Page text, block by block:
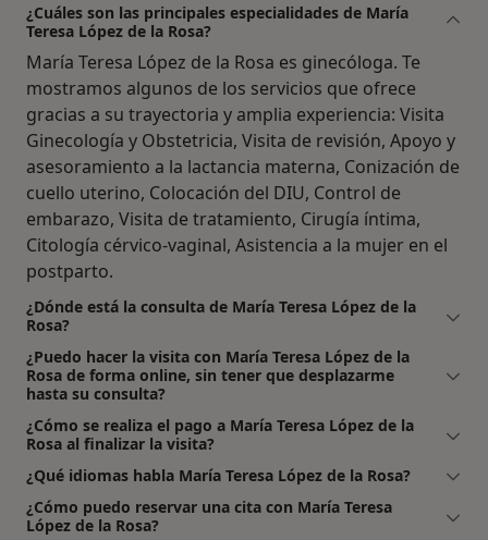
¿Cuáles son las principales especialidades de María
Teresa López de la Rosa?
María Teresa López de la Rosa es ginecóloga. Te
mostramos algunos de los servicios que ofrece
gracias a su trayectoria y amplia experiencia: Visita
Ginecología y Obstetricia, Visita de revisión, Apoyo y
asesoramiento a la lactancia materna, Conización de
cuello uterino, Colocación del DIU, Control de
embarazo, Visita de tratamiento, Cirugía íntima,
Citología cérvico-vaginal, Asistencia a la mujer en el
postparto.
¿Dónde está la consulta de María Teresa López de la
Rosa?
¿Puedo hacer la visita con María Teresa López de la
Rosa de forma online, sin tener que desplazarme
hasta su consulta?
¿Cómo se realiza el pago a María Teresa López de la
Rosa al finalizar la visita?
¿Qué idiomas habla María Teresa López de la Rosa?
¿Cómo puedo reservar una cita con María Teresa
López de la Rosa?